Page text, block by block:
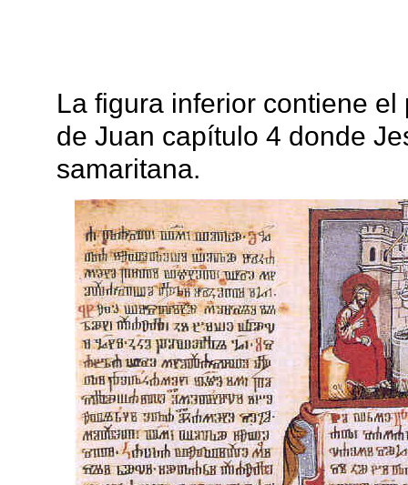
La figura inferior contiene
de Juan capítulo 4 donde
samaritana.